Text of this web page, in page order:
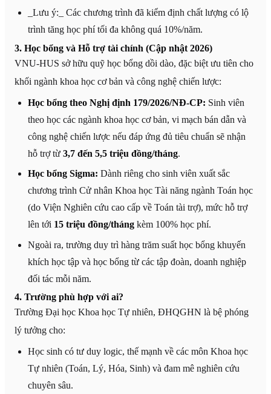
_Lưu ý:_ Các chương trình đã kiểm định chất lượng có lộ
trình tăng học phí tối đa không quá 10%/năm.
3. Học bổng và Hỗ trợ tài chính (Cập nhật 2026)
VNU-HUS sở hữu quỹ học bổng dồi dào, đặc biệt ưu tiên cho
khối ngành khoa học cơ bản và công nghệ chiến lược:
Học bổng theo Nghị định 179/2026/NĐ-CP: Sinh viên
theo học các ngành khoa học cơ bản, vi mạch bán dẫn và
công nghệ chiến lược nếu đáp ứng đủ tiêu chuẩn sẽ nhận
hỗ trợ từ 3,7 đến 5,5 triệu đồng/tháng.
Học bổng Sigma: Dành riêng cho sinh viên xuất sắc
chương trình Cử nhân Khoa học Tài năng ngành Toán học
(do Viện Nghiên cứu cao cấp về Toán tài trợ), mức hỗ trợ
lên tới 15 triệu đồng/thángkèm 100% học phí.
Ngoài ra, trường duy trì hàng trăm suất học bổng khuyến
khích học tập và học bổng từ các tập đoàn, doanh nghiệp
đối tác mỗi năm.
4. Trường phù hợp với ai?
Trường Đại học Khoa học Tự nhiên, ĐHQGHN là bệ phóng
lý tưởng cho:
Học sinh có tư duy logic, thế mạnh về các môn Khoa học
Tự nhiên (Toán, Lý, Hóa, Sinh) và đam mê nghiên cứu
chuyên sâu.